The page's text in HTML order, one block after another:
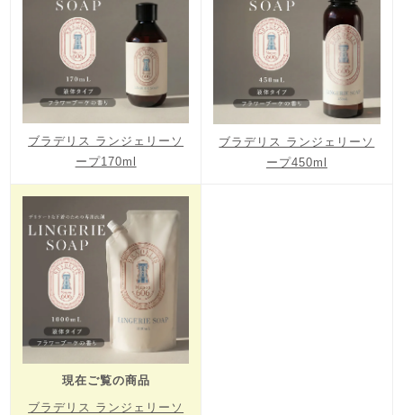
ブラデリス ランジェリーソ
ープ170ml
ブラデリス ランジェリーソ
ープ450ml
現在ご覧の商品
ブラデリス ランジェリーソ